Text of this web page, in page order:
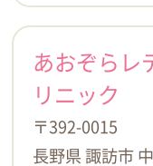
あおぞらレ
リニック
〒392-0015
長野県 諏訪市